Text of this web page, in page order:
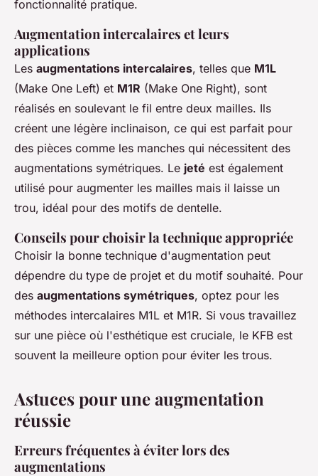
fonctionnalité pratique.
Augmentation intercalaires et leurs
applications
Les augmentations intercalaires, telles que M1L
(Make One Left) et M1R (Make One Right), sont
réalisés en soulevant le fil entre deux mailles. Ils
créent une légère inclinaison, ce qui est parfait pour
des pièces comme les manches qui nécessitent des
augmentations symétriques. Le jeté est également
utilisé pour augmenter les mailles mais il laisse un
trou, idéal pour des motifs de dentelle.
Conseils pour choisir la technique appropriée
Choisir la bonne technique d'augmentation peut
dépendre du type de projet et du motif souhaité. Pour
des augmentations symétriques, optez pour les
méthodes intercalaires M1L et M1R. Si vous travaillez
sur une pièce où l'esthétique est cruciale, le KFB est
souvent la meilleure option pour éviter les trous.
Astuces pour une augmentation
réussie
Erreurs fréquentes à éviter lors des
augmentations